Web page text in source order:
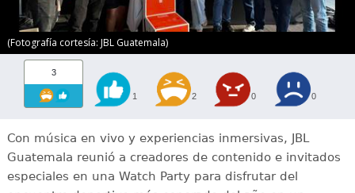
(Fotografía cortesía: JBL Guatemala)
3
1 2 0 0
Con música en vivo y experiencias inmersivas, JBL
Guatemala reunió a creadores de contenido e invitados
especiales en una Watch Party para disfrutar del